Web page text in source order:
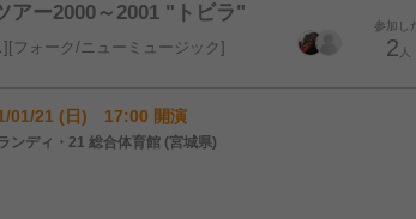
アー2000～2001 "トビラ"
参加し
2 人
フォーク/ニューミュージック
01/21 (日) 17:00 開演
ンディ・21 総合体育館 (宮城県)